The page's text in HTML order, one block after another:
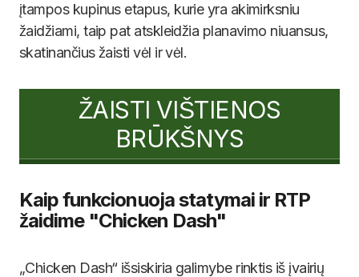
įtampos kupinus etapus, kurie yra akimirksniu
žaidžiami, taip pat atskleidžia planavimo niuansus,
skatinančius žaisti vėl ir vėl.
ŽAISTI VIŠTIENOS
BRŪKŠNYS
Kaip funkcionuoja statymai ir RTP
žaidime "Chicken Dash"
„Chicken Dash“ išsiskiria galimybe rinktis iš įvairių